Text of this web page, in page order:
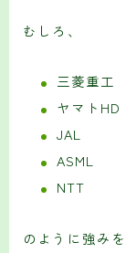
むしろ、
三菱重工
ヤマトHD
JAL
ASML
NTT
のように強み